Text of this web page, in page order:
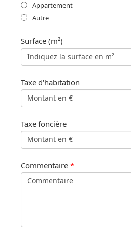
Appartement
Autre
Surface (m²)
Taxe d'habitation
Taxe foncière
Commentaire *